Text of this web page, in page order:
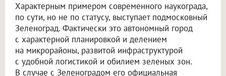
Характерным примером современного наукограда,
по сути, но не по статусу, выступает подмосковный
Зеленоград. Фактически это автономный город
с характерной планировкой и делением
на микрорайоны, развитой инфраструктурой
с удобной логистикой и обилием зеленых зон.
В случае с Зеленоградом его официальная